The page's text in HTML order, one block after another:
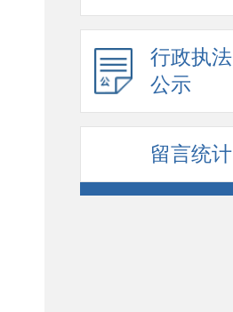
行政执法
公示
留言统计